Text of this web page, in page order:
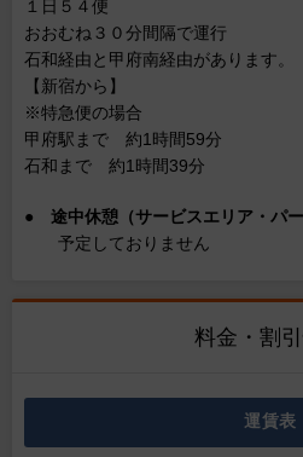
１日５４便
おおむね３０分間隔で運行
石和経由と甲府南経由があります。
【新宿から】
※特急便の場合
甲府駅まで 約1時間59分
石和まで 約1時間39分
● 途中休憩（サービスエリア・パー
予定しておりません
料金・割
運賃表